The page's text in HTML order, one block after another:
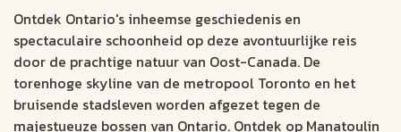
Toronto
17 dagen
Toronto
Aantal km: ± 2400
Wandel door onontdekte wildernispark Killarney
Slapen in historische plaats Sault Ste. Marie
Ontdek Ontario's inheemse geschiedenis en
spectaculaire schoonheid op deze avontuurlijke reis
door de prachtige natuur van Oost-Canada. De
torenhoge skyline van de metropool Toronto en het
bruisende stadsleven worden afgezet tegen de
majestueuze bossen van Ontario. Ontdek op Manatoulin